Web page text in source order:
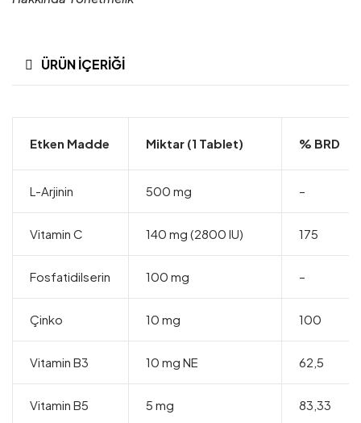
ÜRÜN İÇERIĞI
Etken Madde Miktar (1 Tablet) % BRD
L-Arjinin 500 mg –
Vitamin C 140 mg (2800 IU) 175
Fosfatidilserin 100 mg –
Çinko 10 mg 100
Vitamin B3 10 mg NE 62,5
Vitamin B5 5 mg 83,33